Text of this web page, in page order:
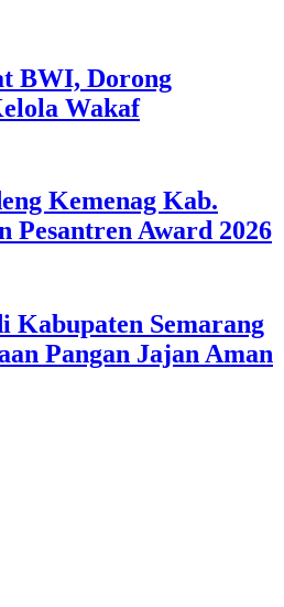
BWI, Dorong
Wakaf
Kemenag Kab.
Pesantren Award 2026
Kabupaten Semarang
Pangan Jajan Aman